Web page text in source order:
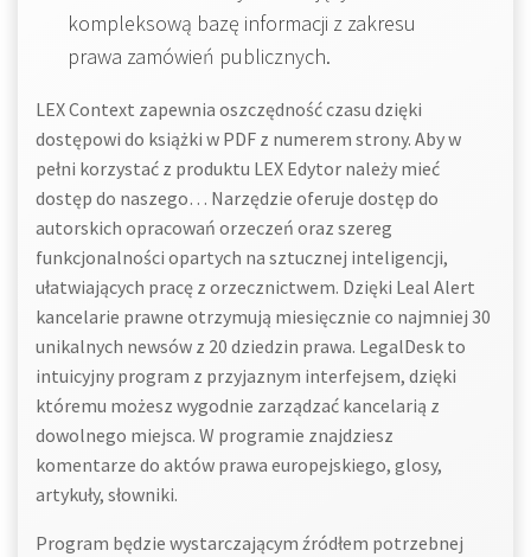
kompleksową bazę informacji z zakresu
prawa zamówień publicznych.
LEX Context zapewnia oszczędność czasu dzięki
dostępowi do książki w PDF z numerem strony. Aby w
pełni korzystać z produktu LEX Edytor należy mieć
dostęp do naszego… Narzędzie oferuje dostęp do
autorskich opracowań orzeczeń oraz szereg
funkcjonalności opartych na sztucznej inteligencji,
ułatwiających pracę z orzecznictwem. Dzięki Leal Alert
kancelarie prawne otrzymują miesięcznie co najmniej 30
unikalnych newsów z 20 dziedzin prawa. LegalDesk to
intuicyjny program z przyjaznym interfejsem, dzięki
któremu możesz wygodnie zarządzać kancelarią z
dowolnego miejsca. W programie znajdziesz
komentarze do aktów prawa europejskiego, glosy,
artykuły, słowniki.
Program będzie wystarczającym źródłem potrzebnej